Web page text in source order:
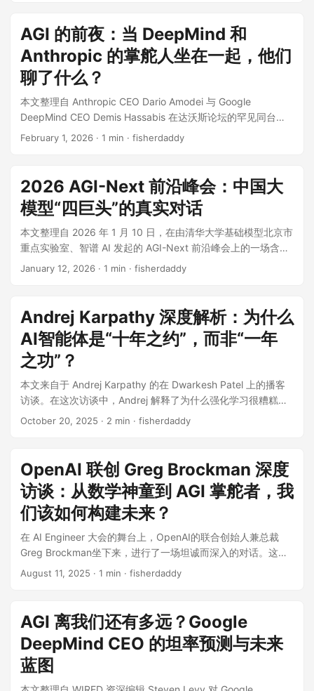
关键安全问题开展国际合作；并鼓励社会认真思考，应当如何
部署人工智能，才能真正造福社会。 前沿人工智能标准机构框
架 我们在人工智能领域看到的迅猛进展，要求我们采用一种全
新的前沿人工智能模型能力测试方法。这种方法必须具备动态
性、适应性和严谨性。 凭借其经济与技术地位，美国具备良好
的条件，可以迈出建立这套框架的第一步。 美国可以成立一个
新的标准机构。该机构可参考由联邦政府监督的公私合作伙伴
关系，或类似金融业监管局（FINRA）的自律组织模式；其董
该机构必须获得充足的资金，而这些资金很可能主要来自产业
界。 该标准机构将负责制定评估协议，并与适当的联邦机构及
美国国家实验室合作，在与国家安全相关的领域开展测试。 如
果一个模型在标准机构制定的一系列基准测试中达到特定阈
值，它就会被认定为“前沿级”模型。这些基准将定期更新，以跟
模型”的组织，将被视为“前沿实验室”。这些实验室应被鼓励采
究提供充足资源；以及采取其他相关措施。 在初期阶段，前沿
实验室可以在模型发布前最多 30 天，自愿向标准机构提交模型
以供审查。 一旦这套评估协议被证明有效且足够稳健，就可以
迅速将其正式制度化。这意味着，前沿模型必须通过评估，才
能在美国市场进行部署。 实验室还应与标准机构合作，处理模
型发布后发现的任何重大漏洞。 模型评估应包括针对网络安
智能体型人工智能的专项测试，可以检查模型是否试图绕过安
为人工智能生成的图像添加数字水印，以及生成便于人类理解
的输出标记，从而帮助人们理解模型的推理过程。 这些评估应
定期更新，初期或许可以每季度更新一次。已经过时或失去区
分度的基准，应被淘汰并替换。 最初，这些评估可以在与前沿
实验室协商的基础上制定。但最终，标准机构应当建立自身的
技术能力，独立于各实验室设计未公开的保留测试，以防止模
型针对测试产生过度拟合。 该机构还可以与美国政府合作，推
开发新的基准和评价方法。 这种方案的优势在于：它以技术为
目标，是跟上这一领域不断加速的发展节奏，并随着重大风险
逐渐被识别而作出调整。如果形势的严重性需要，还可以进一
步提升管控力度——包括在被认为必要时，协调各前沿实验室
放慢研发速度。 获得“前沿实验室”资格将具有极高的声望。任
何组织，只要其构建的模型符合基准条件，都有机会获得这一
用的智能服务卖出去。 Scaling Laws 还没撞墙 谈到模型能力
增长，Greg 用了一个很有意思的说法：Scaling Laws 是一
个“深刻而美丽的谜”。...
并把成果免费开放给全球科学家。Hassabis 也因此获得诺贝尔
化学奖。如今他领导 Google DeepMind，继续推动 Gemini 和
AGI。 所以当他谈 AGI 缺什么、智能体到哪一步了、AI 会怎样
改变科学时，他不是在聊概念，而是在复盘一条已经跑通过几
次的路。 AGI 不是推倒重来，但还差一两块关键拼图 主持人问
他：现在的大模型范式，包括大规模预训练、RLHF、思维链推
理，离 AGI 的最终架构还有多远？ Hassabis 的答案很克制：
这些组件大概率会是 AGI 最终架构的一部分。它们已经证明了
续学习：模型不能只靠一次训练和临时上下文，它要能把新经
验稳定地融入已有知识。 长期推理：不仅能做几步思考，还要
能跨很长时间、复杂任务持续推进。 记忆机制：不是把所有东
西塞进上下文窗口，而是知道什么该记、什么该忘、什么时候
取出来。 稳定一致性：同一个模型不能一边解 IMO 金牌题，一
化和渐进创新解决这些问题，也可能还需要“一两个大想法”。他
到”，也不是“大模型泡沫快破了”。更像是在说：主路已经很清
楚，但最后几公里可能最难。 记忆不是更长上下文，而是更聪
明的取舍 今天很多模型已经有百万 token 级别的上下文窗口。
听起来很夸张，毕竟人类工作记忆也就几个数字。...
的掌门人 Demis Hassabis 显得既自信又紧迫。 这一年，对于
Google 来说，不仅是反击的一年，更是重塑自我的一年。从旧
金山到瑞士，关于 Google 是否“找回了魔力”的讨论从未停止。
面对镜头，Demis 没有回避那个著名的内部代号——“红色代码
（Code Red）”。 “过去几年，不仅是我们要夺回技术高地，更
是一场关于速度的革命。”Demis 坦言。 这篇文章将带你深入
Demis Hassabis 的大脑，探讨 Google 的绝地反击、他对中国
AI 竞争的真实看法、那个著名的 2030 年 AGI 预测，以及当人
容这是一种“创业公司般的能量”。 曾几何时，Google 被认为在
AI 浪潮中反应迟缓。但 Demis 指出，Google 和 DeepMind 在
过去十年实际上发明了现代 AI 产业所依赖的 90% 的突破性技
术——包括大名鼎鼎的 Transformer 架构和 AlphaGo 的深度强
化学习。 现在的挑战在于如何将这些积淀转化为产品。“我们将
们的模型在所有基准测试中都达到最先进水平（State of the
（TPU）、数据中心到云业务和顶尖实验室——更拥有了快速
迭代的执行力。...
AGI 的前夜：当 DeepMind 和
Anthropic 的掌舵人坐在一起，他们
聊了什么？
本文整理自 Anthropic CEO Dario Amodei 与 Google
DeepMind CEO Demis Hassabis 在达沃斯论坛的罕见同台，
这场对话围绕 AGI 的实现时间线、AI 自我改进循环的风险、对
圈有摇滚巨星，那这大概就是“披头士”遇到了“滚石乐队”。一边
是谷歌 DeepMind 的 CEO Demis Hassabis，另一边是
Anthropic 的 CEO Dario Amodei。这一幕发生在最近的一场深
度对谈中，主题虽然叫“AGI 之后的一天”，但两人显然更关心我
们到底还要多久才能这扇大门，以及在这之前我们会不会先把
事情搞砸。 这场对话信息量极大，从极其激进的收入预测到对
芯片出口的犀利抨击，再到对人类未来的哲学思考。 1. 倒计
Dario（Anthropic）显得非常激进。 还记得他以前预测 2026
或 2027 年就能出现超越诺贝尔奖得主水平的模型吗？他现在
依然坚持这个观点。 他的逻辑很简单：闭环加速。现在工程师
已经很少自己写代码了，他们是在让模型写代码。Dario 预测，
大概再过 6 到 12 个月，模型就能端到端地完成大部分软件工程
师的工作。一旦模型能高效地编写代码来改进下一代模型，这
对稳健一些。 他依然维持去年“本十年末（2030左右）”的预
你光有一个假设不行，还得去实验室做实验验证。这个物理世
界的验证过程会拖慢进度。而且，目前的模型虽然能解题，但
还缺乏“提出好问题”的科学创造力。 有趣的是，在这个时间线
上，Dario 甚至半开玩笑地说：“如果可以选择，我更喜欢
Demis 的时间表，多给我们人类几年准备时间挺好的。” 2. 只
有“卷王”才能活下来：Anthropic 的疯狂增长曲线 在谈到作为一
让人瞠目结舌的数据。 他说，随着模型变强，不仅算力投入是
连串数字：...
February 1, 2026 · 1 min · fisherdaddy
2026 AGI-Next 前沿峰会：中国大
模型“四巨头”的真实对话
本文整理自 2026 年 1 月 10 日，在由清华大学基础模型北京市
重点实验室、智谱 AI 发起的 AGI-Next 前沿峰会上的一场含金
量极高的闭门会：唐杰/杨植麟/林俊旸/姚顺雨罕见同台，“基模
国大模型最核心的四股力量罕见地凑齐了：刚刚敲钟港股的智
谱AI创始人唐杰、腾讯CEO办公室新任首席科学家姚顺雨（前
OpenAI研究员）、拥有全球最强开源生态的阿里通义负责人林
俊旸，以及刚拿了5亿美元融资的月之暗面CEO杨植麟。 如果
说2025年是中国大模型靠“快节奏迭代”和“疯狂开源”在国际上博
得声量的一年，那么站在2026的开端，这四位掌舵人却显得格
外冷静，甚至有些“悲观”。 唐杰一上来就给全场泼了盆冷
水：“别觉得差距缩小了。美国还有大量闭源模型没放出来，中
来的硬核预判。 一、 Chat时代结束了，下一注押在哪？ 对于
过去的2025年，唐杰有一个断言：DeepSeek出来之后，关
于“Chat（对话）”这一范式的探索已经结束了。 智谱的一年前
的预判是Chat会替代搜索，但结果是谷歌自己革了自己的命。
对于大模型公司而言，继续卷对话已经没有意义。智谱把新的
筹码（Bet）全部押在Coding（代码）和Reasoning（推理）
上。集推理、Agentic能力于一体的GLM-4.5，就是这一策略的
产物。 而作为“Scaling Law（缩放定律）”的忠实信徒，杨植麟
层面的改进，我们要让模型拥有不同的Taste，这样才不会千篇
一律。”杨植麟认为，未来的竞争不看谁的参数更大，而看
**Token Efficiency（Token效率）和Long Context（长文
本）**的结合——即在长语境下，你的模型到底比别人强多
January 12, 2026 · 1 min · fisherdaddy
Andrej Karpathy 深度解析：为什么
AI智能体是“十年之约”，而非“一年
之功”？
本文来自于 Andrej Karpathy 的在 Dwarkesh Patel 上的播客
访谈。在这次访谈中，Andrej 解释了为什么强化学习很糟糕
(但其他一切都更糟糕)，为什么 AGI 会融入过去约 2.5 个世纪
我们正处于“智能体十年”（decade of agents）而非“智能体之
年”（year of agents），因为当前的大语言模型（LLM）虽然
取得了显著进展，但在实现真正可靠的智能体方面仍存在诸多
认知缺陷，解决这些问题需要长期的努力。他将 AI 的发展视为
计算和自动化趋势的延续，而非一个会颠覆经济增长率的突变
事件，并强调了其中的历史曲折，例如早期对游戏环境强化学
习的过度投入是一个“失误”。 他认为，当前 AI 的核心挑战在于
从海量、低质量的互联网数据中分离出真正的“认知核
同“通过吸管吸取监督信号”（sucking supervision through a
straw），并且模型在利用自身生成的数据进行训练时，容易陷
入“模型坍塌”（model collapse）的困境，丧失多样性。 对于
未来，他预测 AI 不会带来经济增长率的急剧爆炸，而是会延续
October 20, 2025 · 2 min · fisherdaddy
OpenAI 联创 Greg Brockman 深度
访谈：从数学神童到 AGI 掌舵者，我
们该如何构建未来？
在 AI Engineer 大会的舞台上，OpenAI的联合创始人兼总裁
Greg Brockman坐下来，进行了一场坦诚而深入的对话。这位
AI领域的关键人物，平时低调，却在这次访谈中分享了他非同
充满了有趣的轶事和宝贵的经验。 从数学梦到代码“魔法”：一
个意外的开始 你可能很难想象，这位如今在代码世界里呼风唤
雨的大神，最初的梦想其实是成为一名数学家。他着迷于像伽
罗瓦和高斯这样的天才，梦想着能在长达数百年的时间尺度上
做出贡献。“如果我提出的任何东西在我有生之年就被用上
August 11, 2025 · 1 min · fisherdaddy
AGI 离我们还有多远？Google
DeepMind CEO 的坦率预测与未来
蓝图